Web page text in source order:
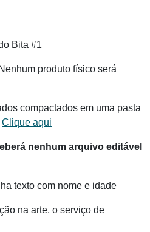
Bita #1
produto físico será
compactados em uma pasta
Clique aqui
nenhum arquivo editável
texto com nome e idade
na arte, o serviço de